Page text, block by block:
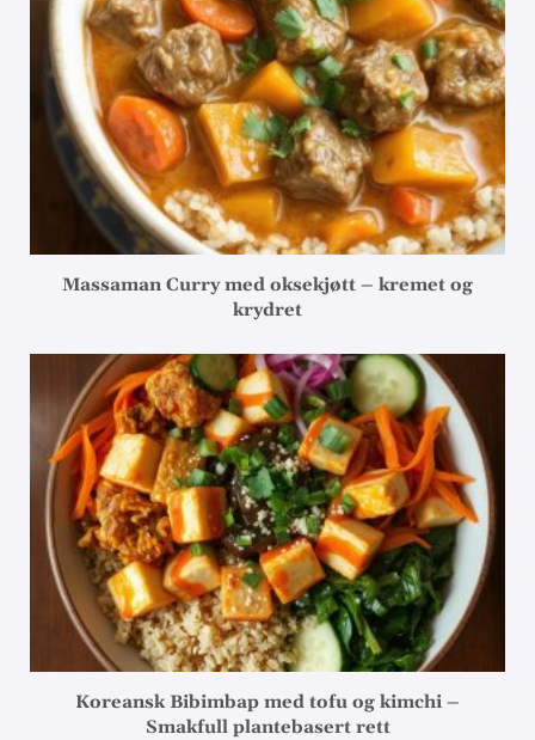
Massaman Curry med oksekjøtt – kremet og
krydret
Koreansk Bibimbap med tofu og kimchi –
Smakfull plantebasert rett